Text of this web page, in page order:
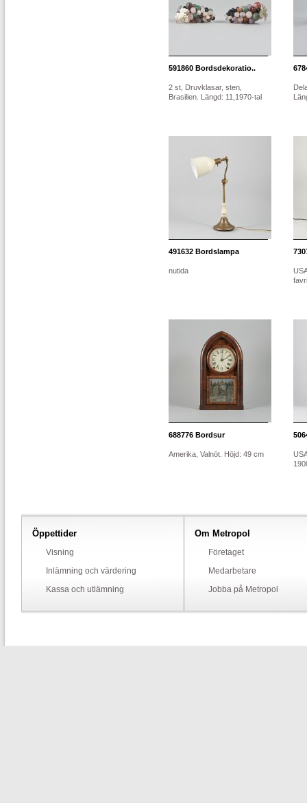
591860 Bordsdekoratio..
2 st, Druvklasar, sten,
Brasilien. Längd: 11,1970-tal
491632 Bordslampa
nutida
688776 Bordsur
Amerika, Valnöt. Höjd: 49 cm
Öppettider
Visning
Inlämning och värdering
Kassa och utlämning
Om Metropol
Företaget
Medarbetare
Jobba på Metropol